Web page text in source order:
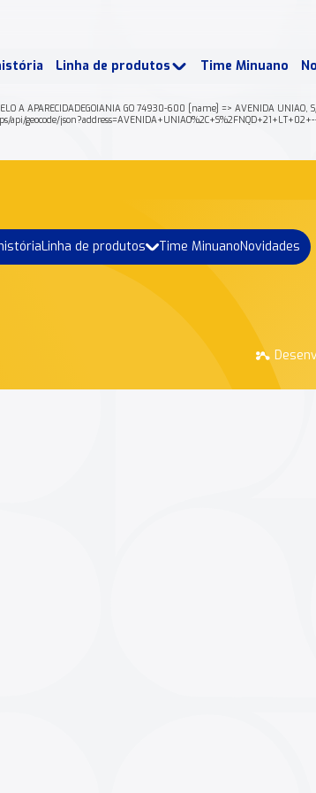
Linha de produtos Time Minuano
A APARECIDADEGOIANIA GO 74930-600 [name] => AVENIDA UNIAO,
geocode/
Linha de produtos Time MinuanoNovidades